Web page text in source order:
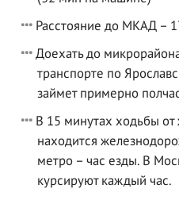
Расстояние до МКАД –
Доехать до
транспорте по
займет примерно
В 15 минутах ходьбы
находится
метро – час езды. В
курсируют каждый час.